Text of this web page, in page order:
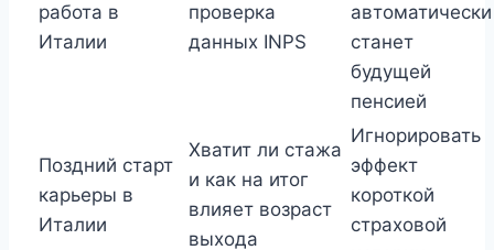
работа в
Италии
проверка
данных INPS
автоматически
станет
будущей
пенсией
Поздний старт
карьеры в
Италии
Хватит ли стажа
и как на итог
влияет возраст
выхода
Игнорировать
эффект
короткой
страховой